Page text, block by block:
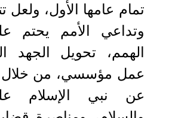
تمام عامها الأول، ولعل
وتداعي الأمم يحتم
الهمم، تحويل الجهد
عمل مؤسسي، من خلال
عن نبي الإسلام